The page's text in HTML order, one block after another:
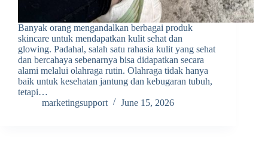
Banyak orang mengandalkan berbagai produk
skincare untuk mendapatkan kulit sehat dan
glowing. Padahal, salah satu rahasia kulit yang sehat
dan bercahaya sebenarnya bisa didapatkan secara
alami melalui olahraga rutin. Olahraga tidak hanya
baik untuk kesehatan jantung dan kebugaran tubuh,
tetapi…
marketingsupport
June 15, 2026